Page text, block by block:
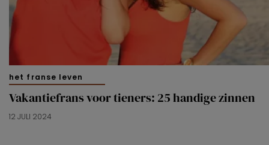
het franse leven
Vakantiefrans voor tieners: 25 handige zinnen
12 JULI 2024